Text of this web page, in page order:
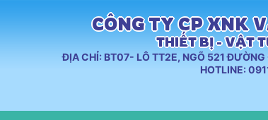
CÔNG TY CP XNK
THIẾT BỊ - VẬT
ĐỊA CHỈ: BT07- LÔ TT2E, NGÕ 521 ĐƯỜNG
HOTLINE: